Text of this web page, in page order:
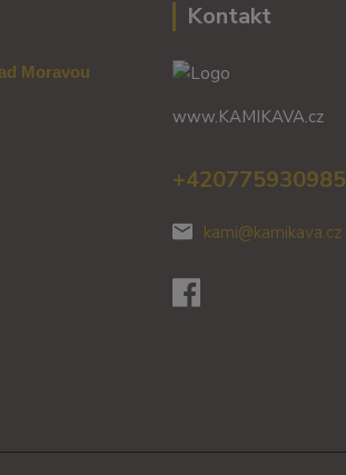
Moravou
Kontakt
www.KAMIKAVA.cz
+420775930985
kami@kamikava.cz